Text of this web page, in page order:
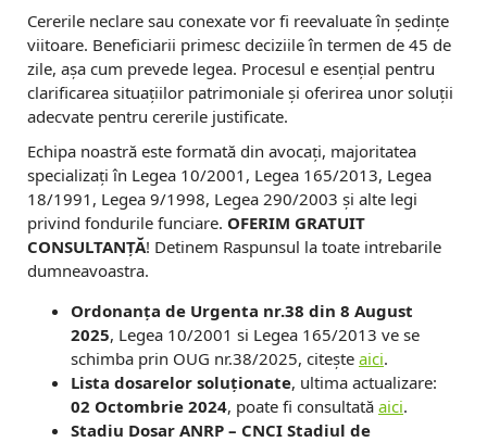
r
a
m
D
o
s
a
r
Cererile neclare sau conexate vor fi reevaluate în ședințe
viitoare. Beneficiarii primesc deciziile în termen de 45 de
zile, așa cum prevede legea. Procesul e esențial pentru
clarificarea situațiilor patrimoniale și oferirea unor soluții
adecvate pentru cererile justificate.
Echipa noastră este formată din avocați, majoritatea
specializați în Legea 10/2001, Legea 165/2013, Legea
18/1991, Legea 9/1998, Legea 290/2003 și alte legi
privind fondurile funciare. OFERIM GRATUIT
CONSULTANȚĂ! Detinem Raspunsul la toate intrebarile
dumneavoastra.
Ordonanța de Urgenta nr.38 din 8 August
2025, Legea 10/2001 si Legea 165/2013 ve se
schimba prin OUG nr.38/2025, citește aici.
Lista dosarelor soluționate, ultima actualizare:
02 Octombrie 2024, poate fi consultată aici.
Stadiu Dosar ANRP – CNCI Stadiul de